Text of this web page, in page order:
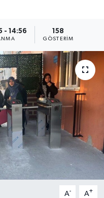
- 14:56 158
GÖSTERIM
A- A+